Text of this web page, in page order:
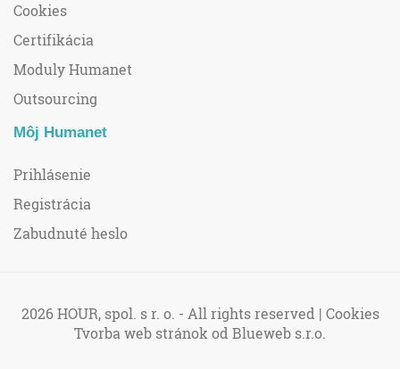
Cookies
Certifikácia
Moduly Humanet
Outsourcing
Môj Humanet
Prihlásenie
Registrácia
Zabudnuté heslo
2026 HOUR, spol. s r. o. - All rights reserved | Cookies
Tvorba web stránok od Blueweb s.r.o.